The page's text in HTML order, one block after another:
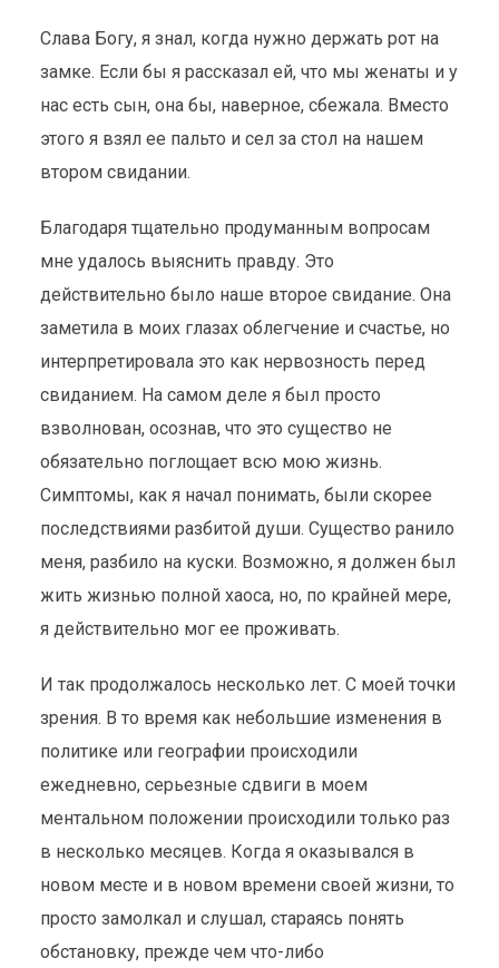
Слава Богу, я знал, когда нужно держать рот на
замке. Если бы я рассказал ей, что мы женаты и у
нас есть сын, она бы, наверное, сбежала. Вместо
этого я взял ее пальто и сел за стол на нашем
втором свидании.
Благодаря тщательно продуманным вопросам
мне удалось выяснить правду. Это
действительно было наше второе свидание. Она
заметила в моих глазах облегчение и счастье, но
интерпретировала это как нервозность перед
свиданием. На самом деле я был просто
взволнован, осознав, что это существо не
обязательно поглощает всю мою жизнь.
Симптомы, как я начал понимать, были скорее
последствиями разбитой души. Существо ранило
меня, разбило на куски. Возможно, я должен был
жить жизнью полной хаоса, но, по крайней мере,
я действительно мог ее проживать.
И так продолжалось несколько лет. С моей точки
зрения. В то время как небольшие изменения в
политике или географии происходили
ежедневно, серьезные сдвиги в моем
ментальном положении происходили только раз
в несколько месяцев. Когда я оказывался в
новом месте и в новом времени своей жизни, то
просто замолкал и слушал, стараясь понять
обстановку, прежде чем что-либо